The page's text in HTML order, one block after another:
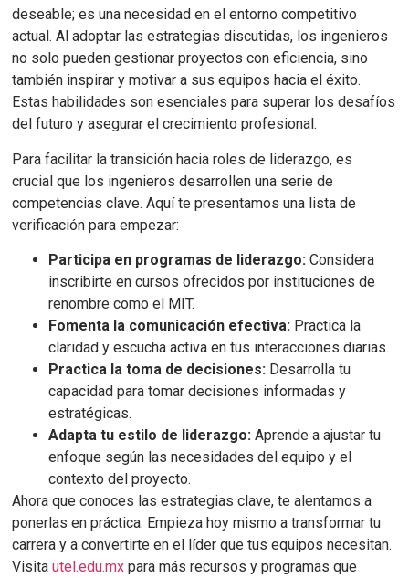
deseable; es una necesidad en el entorno competitivo
actual. Al adoptar las estrategias discutidas, los ingenieros
no solo pueden gestionar proyectos con eficiencia, sino
también inspirar y motivar a sus equipos hacia el éxito.
Estas habilidades son esenciales para superar los desafíos
del futuro y asegurar el crecimiento profesional.
Para facilitar la transición hacia roles de liderazgo, es
crucial que los ingenieros desarrollen una serie de
competencias clave. Aquí te presentamos una lista de
verificación para empezar:
Participa en programas de liderazgo: Considera
inscribirte en cursos ofrecidos por instituciones de
renombre como el MIT.
Fomenta la comunicación efectiva: Practica la
claridad y escucha activa en tus interacciones diarias.
Practica la toma de decisiones: Desarrolla tu
capacidad para tomar decisiones informadas y
estratégicas.
Adapta tu estilo de liderazgo: Aprende a ajustar tu
enfoque según las necesidades del equipo y el
contexto del proyecto.
Ahora que conoces las estrategias clave, te alentamos a
ponerlas en práctica. Empieza hoy mismo a transformar tu
carrera y a convertirte en el líder que tus equipos necesitan.
Visitautel.edu.mx para más recursos y programas que